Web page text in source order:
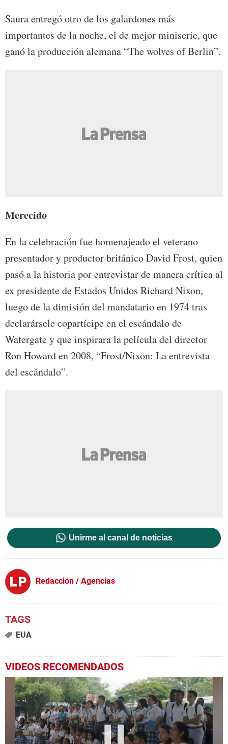
Saura entregó otro de los galardones más
importantes de la noche, el de mejor miniserie, que
ganó la producción alemana “The wolves of Berlin”.
Merecido
En la celebración fue homenajeado el veterano
presentador y productor británico David Frost, quien
pasó a la historia por entrevistar de manera crítica al
ex presidente de Estados Unidos Richard Nixon,
luego de la dimisión del mandatario en 1974 tras
declarársele copartícipe en el escándalo de
Watergate y que inspirara la película del director
Ron Howard en 2008, “Frost/Nixon: La entrevista
del escándalo”.
Unirme al canal de noticias
Redacción / Agencias
EUA
VIDEOS RECOMENDADOS